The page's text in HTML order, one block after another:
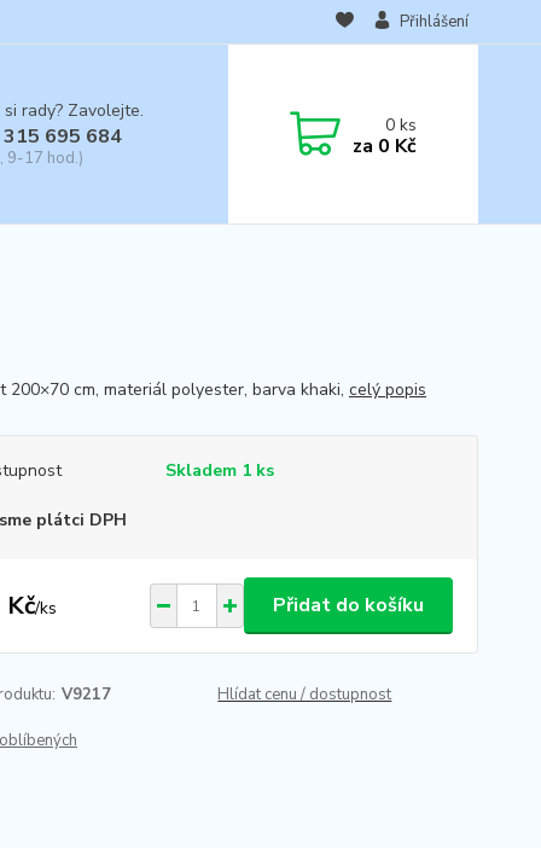
Přihlášení
rady? Zavolejte.
695 684
9-17 hod.)
0ks
za 0 Kč
200×70 cm, materiál polyester, barva khaki, celý popis
Skladem 1 ks
plátci DPH
Kč/ks Přidat do košíku
V9217 Hlídat cenu / dostupnost